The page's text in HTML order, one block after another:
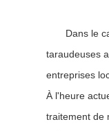
Dans le
taraudeuses
entreprises
À l'heure
traitement de